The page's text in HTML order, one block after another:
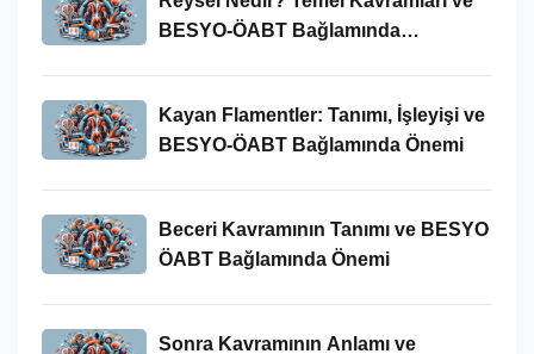
BESYO-ÖABT Bağlamında
Kayan Flamentler: Tanımı, İşleyişi ve
BESYO-ÖABT Bağlamında Önemi
Beceri Kavramının Tanımı ve BESYO
ÖABT Bağlamında Önemi
Sonra Kavramının Anlamı ve